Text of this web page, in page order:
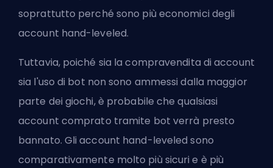
soprattutto perché sono più economici degli
account hand-leveled.
Tuttavia, poiché sia la compravendita di account
sia l'uso di bot non sono ammessi dalla maggior
parte dei giochi, è probabile che qualsiasi
account comprato tramite bot verrà presto
bannato. Gli account hand-leveled sono
comparativamente molto più sicuri e è più